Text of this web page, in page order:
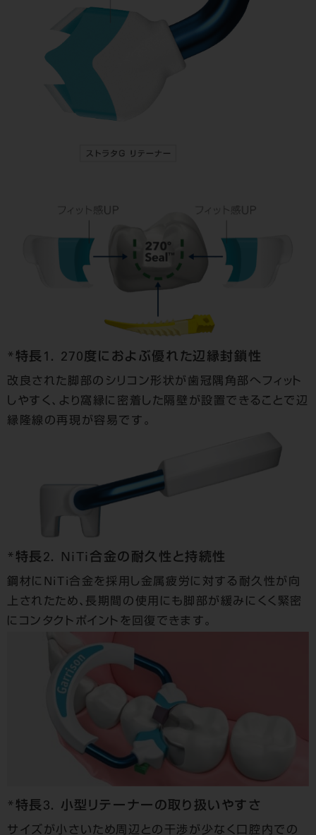
*特長1． 270度におよぶ優れた辺縁封鎖性
改良された脚部のシリコン形状が歯冠隅角部へフィット
しやすく、より窩縁に密着した隔壁が設置できることで辺
縁隆線の再現が容易です。
*特長2． NiTi合金の耐久性と持続性
鋼材にNiTi合金を採用し金属疲労に対する耐久性が向
上されたため、長期間の使用にも脚部が緩みにくく緊密
にコンタクトポイントを回復できます。
*特長3． 小型リテーナーの取り扱いやすさ
サイズが小さいため周辺との干渉が少なく口腔内での